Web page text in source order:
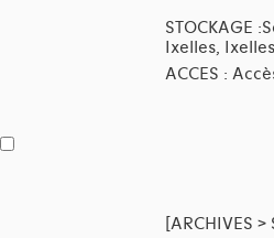
STOCKAGE
Ixelles, Ixelles
ACCES :
[ARCHIVES >